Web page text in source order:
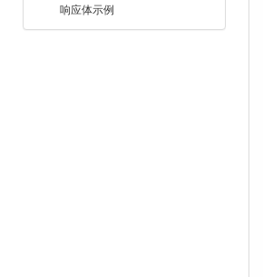
响应体示例